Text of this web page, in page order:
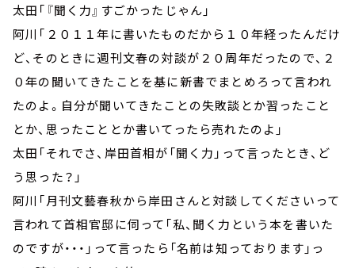
太田「『聞く力』すごかったじゃん」
阿川「２０１１年に書いたものだから１０年経ったんだけ
ど、そのときに週刊文春の対談が２０周年だったので、２
０年の聞いてきたことを基に新書でまとめろって言われ
たのよ。自分が聞いてきたことの失敗談とか習ったこと
とか、思ったこととか書いてったら売れたのよ」
太田「それでさ、岸田首相が「聞く力」って言ったとき、ど
う思った？」
阿川「月刊文藝春秋から岸田さんと対談してくださいって
言われて首相官邸に伺って「私、聞く力という本を書いた
のですが・・・」って言ったら「名前は知っております」っ